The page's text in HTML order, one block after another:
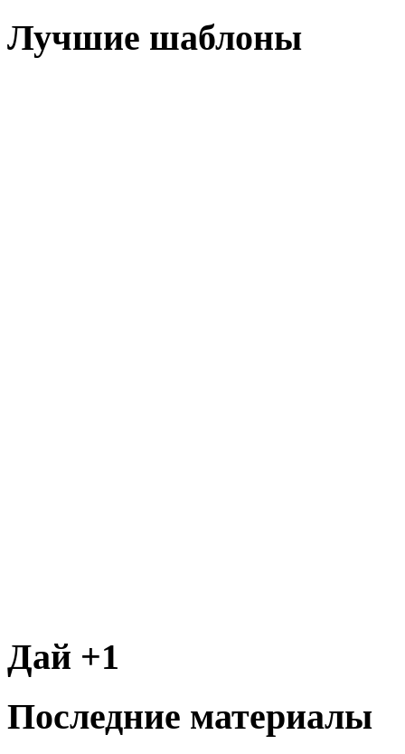
Лучшие шаблоны
Дай +1
Последние материалы